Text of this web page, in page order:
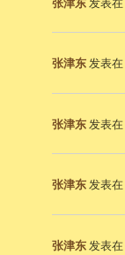
张津东发表在
张津东发表在
张津东发表在
张津东发表在